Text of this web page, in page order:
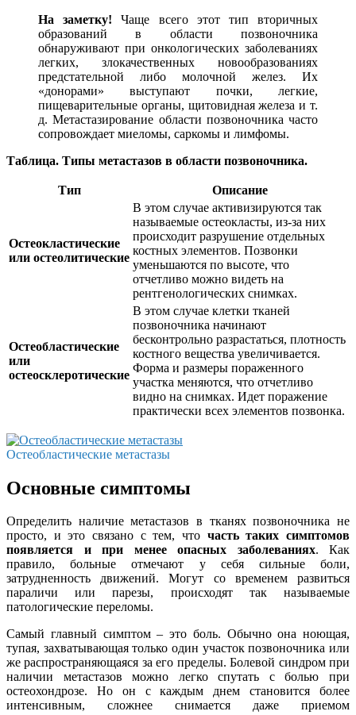
На заметку! Чаще всего этот тип вторичных
образований в области позвоночника
обнаруживают при онкологических заболеваниях
легких, злокачественных новообразованиях
предстательной либо молочной желез. Их
«донорами» выступают почки, легкие,
пищеварительные органы, щитовидная железа и т.
д. Метастазирование области позвоночника часто
сопровождает миеломы, саркомы и лимфомы.
Таблица. Типы метастазов в области позвоночника.
Тип Описание
Остеокластические
или остеолитические
В этом случае активизируются так
называемые остеокласты, из-за них
происходит разрушение отдельных
костных элементов. Позвонки
уменьшаются по высоте, что
отчетливо можно видеть на
рентгенологических снимках.
Остеобластические
или
остеосклеротические
В этом случае клетки тканей
позвоночника начинают
бесконтрольно разрастаться, плотность
костного вещества увеличивается.
Форма и размеры пораженного
участка меняются, что отчетливо
видно на снимках. Идет поражение
практически всех элементов позвонка.
Остеобластические метастазы
Основные симптомы
Определить наличие метастазов в тканях позвоночника не
просто, и это связано с тем, что часть таких симптомов
появляется и при менее опасных заболеваниях. Как
правило, больные отмечают у себя сильные боли,
затрудненность движений. Могут со временем развиться
параличи или парезы, происходят так называемые
патологические переломы.
Самый главный симптом – это боль. Обычно она ноющая,
тупая, захватывающая только один участок позвоночника или
же распространяющаяся за его пределы. Болевой синдром при
наличии метастазов можно легко спутать с болью при
остеохондрозе. Но он с каждым днем становится более
интенсивным, сложнее снимается даже приемом